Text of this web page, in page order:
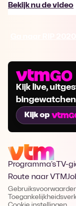
Bekijk nu de video
Kijk live,
bingewatchen
Kijk op
Programma's TV-
Route naar VTM